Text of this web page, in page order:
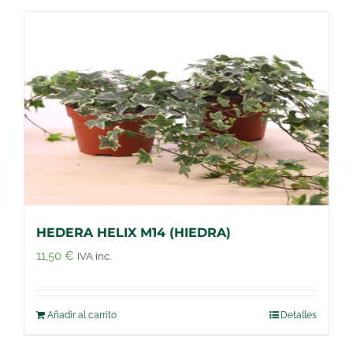
HEDERA HELIX M14 (HIEDRA)
11,50 € IVA inc.
Añadir al carrito Detalles